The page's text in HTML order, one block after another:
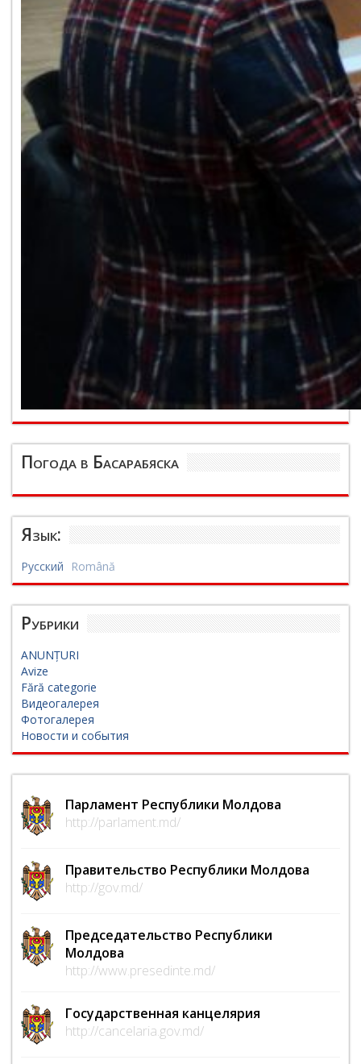
Погода в Басарабяска
Язык:
Русский Română
Рубрики
ANUNȚURI
Avize
Fără categorie
Видеогалерея
Фотогалерея
Новости и события
Парламент Республики Молдова
http://parlament.md/
Правительство Республики Молдова
http://gov.md/
Председательство Республики
Молдова
http://www.presedinte.md/
Государственная канцелярия
http://cancelaria.gov.md/